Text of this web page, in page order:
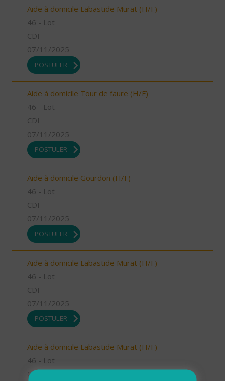
Aide à domicile Labastide Murat (H/F)
46 - Lot
CDI
07/11/2025
POSTULER
Aide à domicile Tour de faure (H/F)
46 - Lot
CDI
07/11/2025
POSTULER
Aide à domicile Gourdon (H/F)
46 - Lot
CDI
07/11/2025
POSTULER
Aide à domicile Labastide Murat (H/F)
46 - Lot
CDI
07/11/2025
POSTULER
Aide à domicile Labastide Murat (H/F)
46 - Lot
CDI